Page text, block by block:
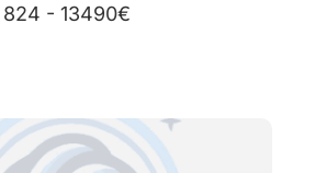
- 13490€